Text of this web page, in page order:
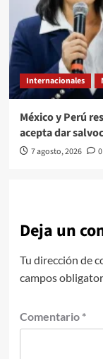
Internacionales
México y Perú
acepta dar
7 agosto, 2026 0
Deja un
Tu dirección de
campos
Comentario *